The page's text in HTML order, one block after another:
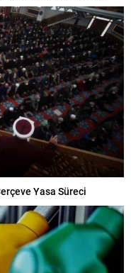
Yasa Süreci